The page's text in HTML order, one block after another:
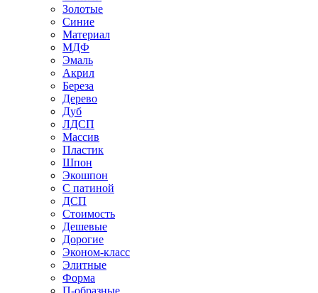
Золотые
Синие
Материал
МДФ
Эмаль
Акрил
Береза
Дерево
Дуб
ЛДСП
Массив
Пластик
Шпон
Экошпон
С патиной
ДСП
Стоимость
Дешевые
Дорогие
Эконом-класс
Элитные
Форма
П-образные